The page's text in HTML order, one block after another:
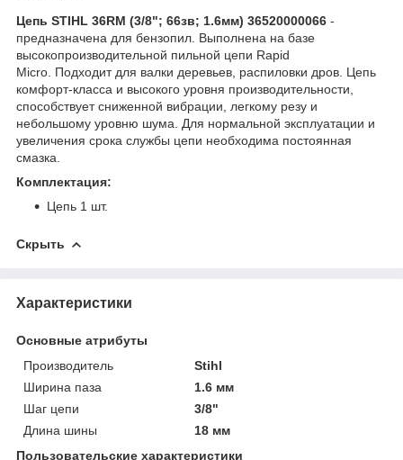
Цепь STIHL 36RM (3/8"; 66зв; 1.6мм) 36520000066 -
предназначена для бензопил. Выполнена на базе
высокопроизводительной пильной цепи Rapid
Micro. Подходит для валки деревьев, распиловки дров. Цепь
комфорт-класса и высокого уровня производительности,
способствует сниженной вибрации, легкому резу и
небольшому уровню шума. Для нормальной эксплуатации и
увеличения срока службы цепи необходима постоянная
смазка.
Комплектация:
Цепь 1 шт.
Скрыть
Характеристики
Основные атрибуты
Производитель
Stihl
Ширина паза
1.6 мм
Шаг цепи
3/8"
Длина шины
18 мм
Пользовательские характеристики